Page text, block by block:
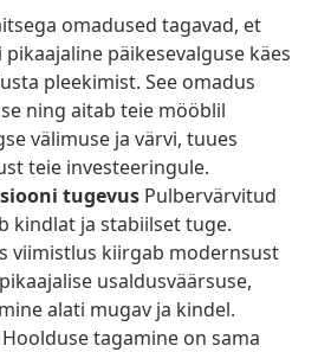
omadused tagavad, et
päikesevalguse käes
pleekimist. See omadus
ning aitab teie mööblil
välimuse ja värvi, tuues
teie investeeringule.
tugevus Pulbervärvitud
kindlat ja stabiilset tuge.
viimistlus kiirgab modernsust
usaldusväärsuse,
alati mugav ja kindel.
Hoolduse tagamine on sama